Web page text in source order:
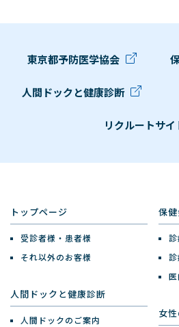
東京都予防医学協会
人間ドックと健康診断
リクルートサイ
トップページ
受診者様・患者様
それ以外のお客様
人間ドックと健康診断
人間ドックのご案内
保
女